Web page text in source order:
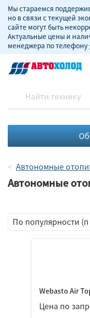
Мы стараемся
но в связи с текущей
сайте могут быть
Актуальные цены и
менеджера по телефону
Автономные
Автономные
Дизель
Webasto Air
Цена по